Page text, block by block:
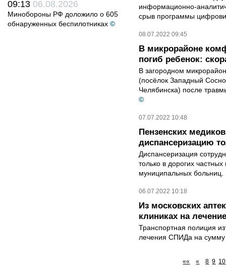
09:13 06.08.2026
Минобороны РФ доложило о 605
обнаруженных беспилотниках ©
информационно-
срыв программы
08.07.2022 09:45
В микрорайоне
погиб ребенок:
В загородном
(посёлок Западный
Челябинска) после
©
07.07.2022 10:48
Пензенских
диспансеризацию
Диспансеризация
только в дорогих
муниципальных больниц.
06.07.2022 10:18
Из московских
клиниках на
Транспортная полиция
лечения СПИДа на
«« « 8 9 10